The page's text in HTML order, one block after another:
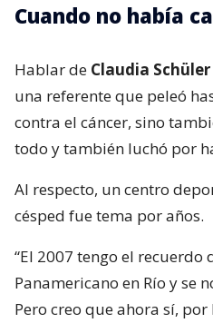
Cuando no había
Hablar de Claudia Schüler
una referente que peleó
contra el cáncer, sino
todo y también luchó por
Al respecto, un centro
césped fue tema por años.
“El 2007 tengo el recuerdo
Panamericano en Río y se
Pero creo que ahora sí,